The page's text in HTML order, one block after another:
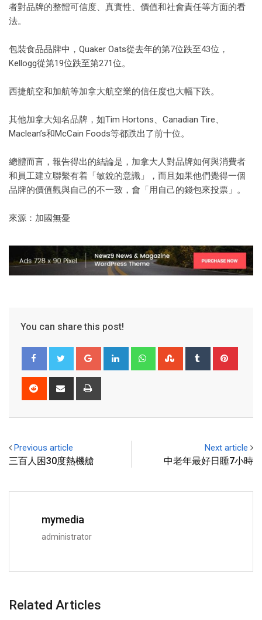
者對品牌的整體可信度、真實性、價值和社會責任等方面的看
法。
包裝食品品牌中，Quaker Oats從去年的第7位跌至43位，
Kellogg從第19位跌至第271位。
西捷航空和加航等加拿大航空業的信任度也大幅下跌。
其他加拿大知名品牌，如Tim Hortons、Canadian Tire、
Maclean’s和McCain Foods等都跌出了前十位。
總體而言，報告得出的結論是，加拿大人對品牌如何與消費者
和員工建立聯繫有着「敏銳的意識」，而且如果他們覺得一個
品牌的價值觀與自己的不一致，會「用自己的錢包來投票」。
來源：加國無憂
You can share this post!
Previous article
三百人困30度熱機艙
Next article
中老年最好日睡7小時
mymedia
administrator
Related Articles